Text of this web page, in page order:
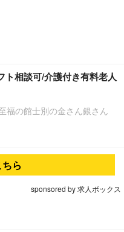
ト相談可/介護付き有料老人
福の館士別の金さん銀さん
ら
sponsored by 求人ボックス